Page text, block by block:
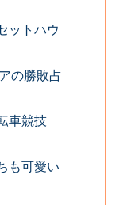
ットハウ
の勝敗占
車競技
も可愛い